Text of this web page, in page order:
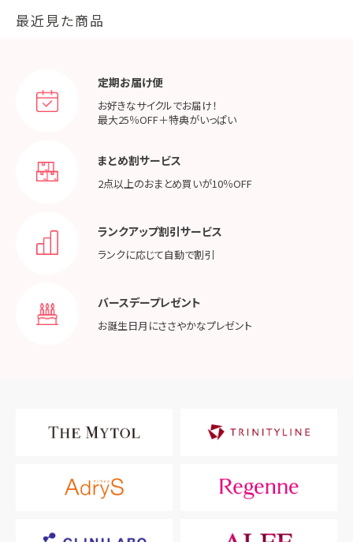
最近見た商品
定期お届け便
お好きなサイクルでお届け！
最大25％OFF＋特典がいっぱい
まとめ割サービス
2点以上のおまとめ買いが10％OFF
ランクアップ割引サービス
ランクに応じて自動で割引
バースデープレゼント
お誕生日月にささやかなプレゼント